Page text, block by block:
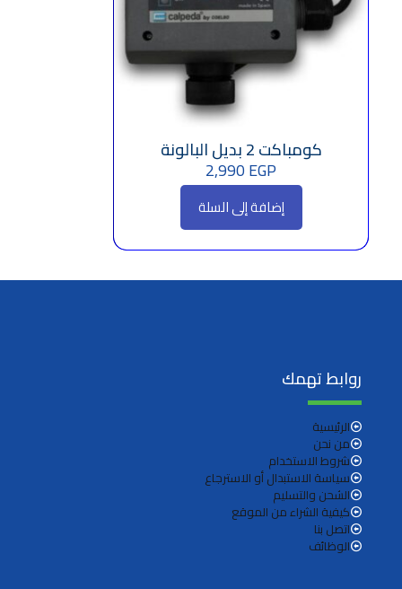
كومباكت 2 بديل البالونة
2,990EGP
إضافة إلى السلة
روابط تهمك
الرئيسية
من نحن
شروط الاستخدام
سياسة الاستبدال أو الاسترجاع
الشحن والتسليم
كيفية الشراء من الموقع
اتصل بنا
الوظائف